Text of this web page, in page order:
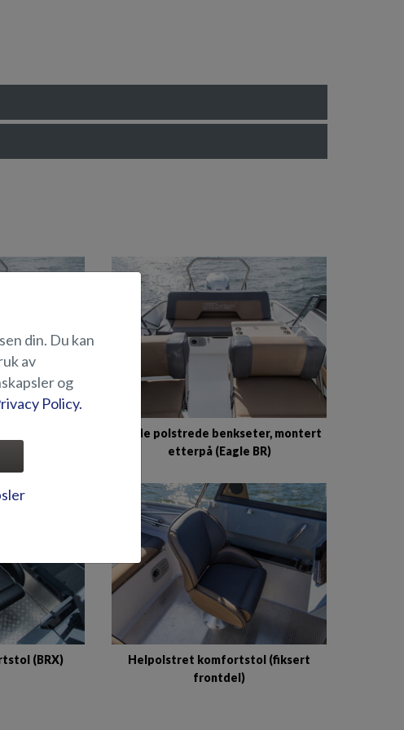
BR)
Brede polstrede benkseter, montert
etterpå (Eagle BR)
(BRX)
Helpolstret komfortstol (fiksert
frontdel)
din. Du kan
av
og
Policy.